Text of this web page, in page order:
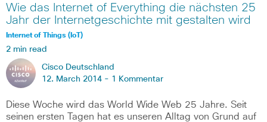
Wie das Internet of Everything die nächsten 25
Jahr der Internetgeschichte mit gestalten wird
Internet of Things (IoT)
2 min read
Cisco Deutschland
12. March 2014 - 1 Kommentar
Diese Woche wird das World Wide Web 25 Jahre. Seit
seinen ersten Tagen hat es unseren Alltag von Grund auf